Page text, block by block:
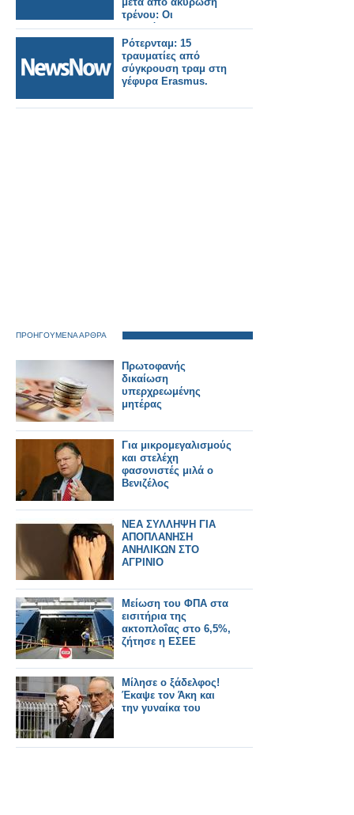
τρένου: Οι
σιδηρόδρομοι
διατάχθηκαν να
καταβάλουν
αποζημίωση 25.000
Ρουπίες.
Ρότερνταμ: 15
τραυματίες από
σύγκρουση τραμ στη
γέφυρα Erasmus.
ΠΡΟΗΓΟΥΜΕΝΑ ΑΡΘΡΑ
Πρωτοφανής
δικαίωση
υπερχρεωμένης
μητέρας
Για μικρομεγαλισμούς
και στελέχη
φασονιστές μιλά ο
Βενιζέλος
ΝΕΑ ΣΥΛΛΗΨΗ ΓΙΑ
ΑΠΟΠΛΑΝΗΣΗ
ΑΝΗΛΙΚΩΝ ΣΤΟ
ΑΓΡΙΝΙΟ
Μείωση του ΦΠΑ στα
εισιτήρια της
ακτοπλοΐας στο 6,5%,
ζήτησε η ΕΣΕΕ
Μίλησε ο ξάδελφος!
Έκαψε τον Άκη και
την γυναίκα του